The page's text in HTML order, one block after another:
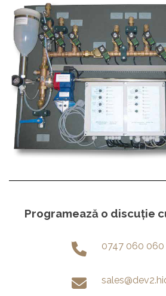
Programează o discuție
0747 060 060